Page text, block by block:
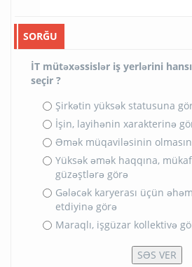
SORĞU
İT mütəxəssislər iş yerlərini
seçir ?
Şirkətin yüksək statusuna
İşin, layihənin xarakterinə
Əmək müqaviləsinin
Yüksək əmək haqqına,
güzəştlərə görə
Gələcək karyerası üçün
etdiyinə görə
Maraqlı, işgüzar kollektivə